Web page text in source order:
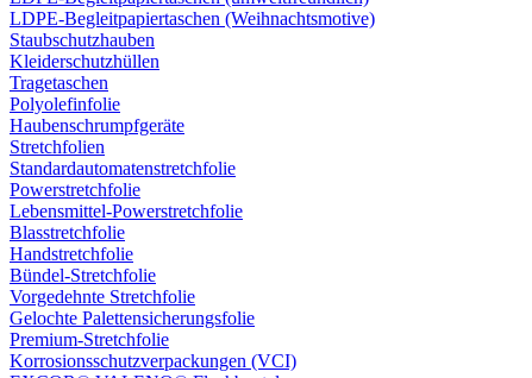
LDPE-Begleitpapiertaschen (Weihnachtsmotive)
Staubschutzhauben
Kleiderschutzhüllen
Tragetaschen
Polyolefinfolie
Haubenschrumpfgeräte
Stretchfolien
Standardautomatenstretchfolie
Powerstretchfolie
Lebensmittel-Powerstretchfolie
Blasstretchfolie
Handstretchfolie
Bündel-Stretchfolie
Vorgedehnte Stretchfolie
Gelochte Palettensicherungsfolie
Premium-Stretchfolie
Korrosionsschutzverpackungen (VCI)